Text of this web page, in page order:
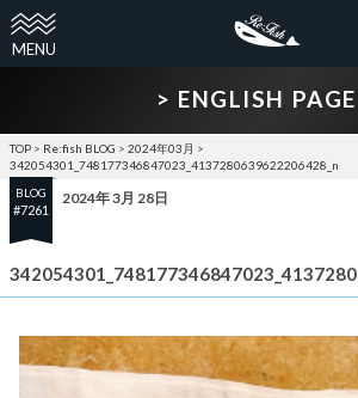
> ENGLISH
TOP > Re:fish BLOG > 2024年03月 >
342054301_748177346847023_4137280639622206428_n
BLOG
#7261
2024年 3月 28日